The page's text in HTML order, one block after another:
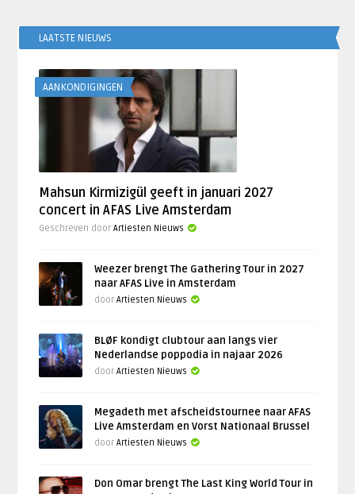
LAATSTE NIEUWS
AANKONDIGINGEN
Mahsun Kirmizigül geeft in januari 2027
concert in AFAS Live Amsterdam
Geschreven doorArtiesten Nieuws
Weezer brengt The Gathering Tour in 2027
naar AFAS Live in Amsterdam
doorArtiesten Nieuws
BLØF kondigt clubtour aan langs vier
Nederlandse poppodia in najaar 2026
doorArtiesten Nieuws
Megadeth met afscheidstournee naar AFAS
Live Amsterdam en Vorst Nationaal Brussel
doorArtiesten Nieuws
Don Omar brengt The Last King World Tour in